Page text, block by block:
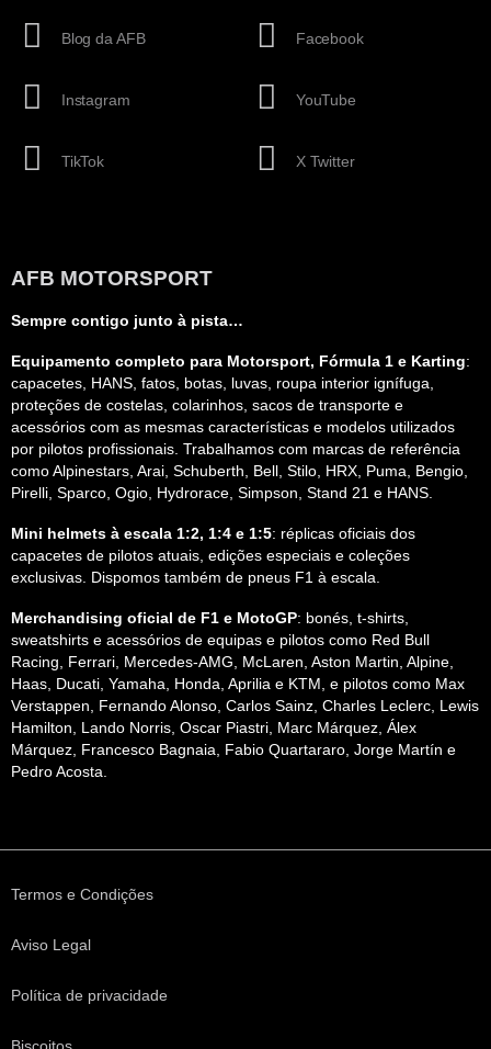
Blog da AFB
Instagram
TikTok
Facebook
YouTube
X Twitter
AFB MOTORSPORT
Sempre contigo junto à pista…
Equipamento completo para Motorsport, Fórmula 1 e Karting:
capacetes, HANS, fatos, botas, luvas, roupa interior ignífuga,
proteções de costelas, colarinhos, sacos de transporte e
acessórios com as mesmas características e modelos utilizados
por pilotos profissionais. Trabalhamos com marcas de referência
como Alpinestars, Arai, Schuberth, Bell, Stilo, HRX, Puma, Bengio,
Pirelli, Sparco, Ogio, Hydrorace, Simpson, Stand 21 e HANS.
Mini helmets à escala 1:2, 1:4 e 1:5: réplicas oficiais dos
capacetes de pilotos atuais, edições especiais e coleções
exclusivas. Dispomos também de pneus F1 à escala.
Merchandising oficial de F1 e MotoGP: bonés, t-shirts,
sweatshirts e acessórios de equipas e pilotos como Red Bull
Racing, Ferrari, Mercedes-AMG, McLaren, Aston Martin, Alpine,
Haas, Ducati, Yamaha, Honda, Aprilia e KTM, e pilotos como Max
Verstappen, Fernando Alonso, Carlos Sainz, Charles Leclerc, Lewis
Hamilton, Lando Norris, Oscar Piastri, Marc Márquez, Álex
Márquez, Francesco Bagnaia, Fabio Quartararo, Jorge Martín e
Pedro Acosta.
Termos e Condições
Aviso Legal
Política de privacidade